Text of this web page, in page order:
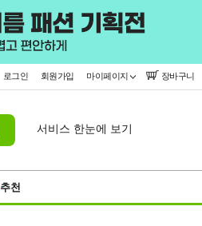
로그인 회원가입 마이페이지 장바구니
서비스 한눈에 보기
추천